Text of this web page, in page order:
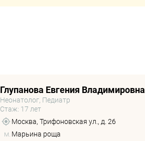
Глупанова Евгения Владимировна
Неонатолог, Педиатр
Стаж: 17 лет
Москва, Трифоновская ул., д. 26
м. Марьина роща